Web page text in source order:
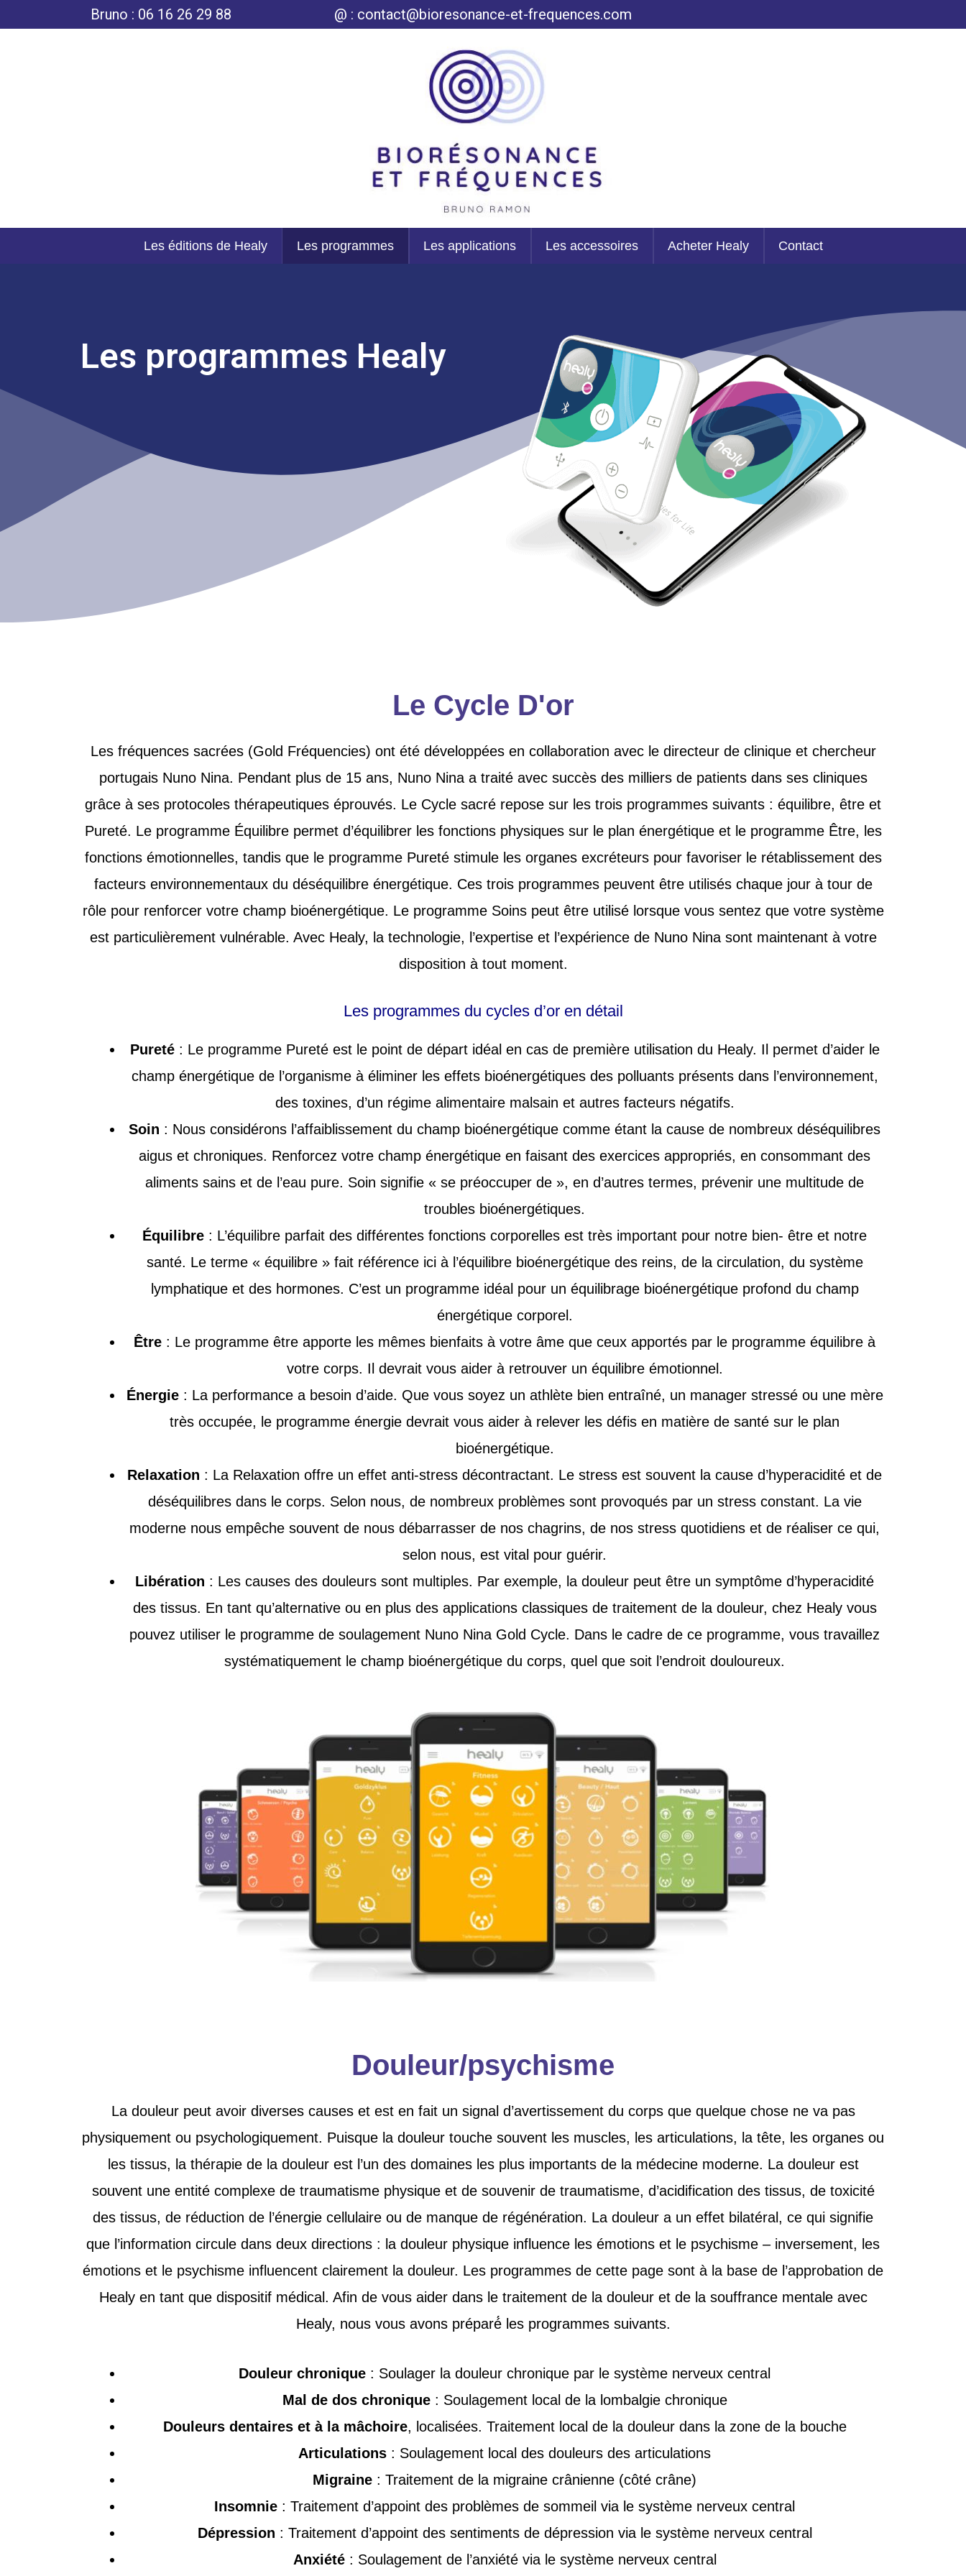
Bruno : 06 16 26 29 88 @ : contact@bioresonance-et-frequences.com
Les éditions de Healy Les programmes Les applications Les accessoires Acheter Healy Contact
Les programmes Healy
Le Cycle D'or
Les fréquences sacrées (Gold Fréquencies) ont été développées en collaboration avec le directeur de clinique et chercheur
portugais Nuno Nina. Pendant plus de 15 ans, Nuno Nina a traité avec succès des milliers de patients dans ses cliniques
grâce à ses protocoles thérapeutiques éprouvés. Le Cycle sacré repose sur les trois programmes suivants : équilibre, être et
Pureté. Le programme Équilibre permet d’équilibrer les fonctions physiques sur le plan énergétique et le programme Être, les
fonctions émotionnelles, tandis que le programme Pureté stimule les organes excréteurs pour favoriser le rétablissement des
facteurs environnementaux du déséquilibre énergétique. Ces trois programmes peuvent être utilisés chaque jour à tour de
rôle pour renforcer votre champ bioénergétique. Le programme Soins peut être utilisé lorsque vous sentez que votre système
est particulièrement vulnérable. Avec Healy, la technologie, l’expertise et l’expérience de Nuno Nina sont maintenant à votre
disposition à tout moment.
Les programmes du cycles d’or en détail
Pureté: Le programme Pureté est le point de départ idéal en cas de première utilisation du Healy. Il permet d’aider le
champ énergétique de l’organisme à éliminer les effets bioénergétiques des polluants présents dans l’environnement,
des toxines, d’un régime alimentaire malsain et autres facteurs négatifs.
Soin : Nous considérons l’affaiblissement du champ bioénergétique comme étant la cause de nombreux déséquilibres
aigus et chroniques. Renforcez votre champ énergétique en faisant des exercices appropriés, en consommant des
aliments sains et de l’eau pure. Soin signifie « se préoccuper de », en d’autres termes, prévenir une multitude de
troubles bioénergétiques.
Équilibre : L’équilibre parfait des différentes fonctions corporelles est très important pour notre bien- être et notre
santé. Le terme « équilibre » fait référence ici à l’équilibre bioénergétique des reins, de la circulation, du système
lymphatique et des hormones. C’est un programme idéal pour un équilibrage bioénergétique profond du champ
énergétique corporel.
Être : Le programme être apporte les mêmes bienfaits à votre âme que ceux apportés par le programme équilibre à
votre corps. Il devrait vous aider à retrouver un équilibre émotionnel.
Énergie: La performance a besoin d’aide. Que vous soyez un athlète bien entraîné, un manager stressé ou une mère
très occupée, le programme énergie devrait vous aider à relever les défis en matière de santé sur le plan
bioénergétique.
Relaxation : La Relaxation offre un effet anti-stress décontractant. Le stress est souvent la cause d’hyperacidité et de
déséquilibres dans le corps. Selon nous, de nombreux problèmes sont provoqués par un stress constant. La vie
moderne nous empêche souvent de nous débarrasser de nos chagrins, de nos stress quotidiens et de réaliser ce qui,
selon nous, est vital pour guérir.
Libération : Les causes des douleurs sont multiples. Par exemple, la douleur peut être un symptôme d’hyperacidité
des tissus. En tant qu’alternative ou en plus des applications classiques de traitement de la douleur, chez Healy vous
pouvez utiliser le programme de soulagement Nuno Nina Gold Cycle. Dans le cadre de ce programme, vous travaillez
systématiquement le champ bioénergétique du corps, quel que soit l’endroit douloureux.
Douleur/psychisme
La douleur peut avoir diverses causes et est en fait un signal d’avertissement du corps que quelque chose ne va pas
physiquement ou psychologiquement. Puisque la douleur touche souvent les muscles, les articulations, la tête, les organes ou
les tissus, la thérapie de la douleur est l’un des domaines les plus importants de la médecine moderne. La douleur est
souvent une entité complexe de traumatisme physique et de souvenir de traumatisme, d’acidification des tissus, de toxicité
des tissus, de réduction de l’énergie cellulaire ou de manque de régénération. La douleur a un effet bilatéral, ce qui signifie
que l’information circule dans deux directions : la douleur physique influence les émotions et le psychisme – inversement, les
émotions et le psychisme influencent clairement la douleur. Les programmes de cette page sont à la base de l’approbation de
Healy en tant que dispositif médical. Afin de vous aider dans le traitement de la douleur et de la souffrance mentale avec
Healy, nous vous avons préparé́ les programmes suivants.
Douleur chronique : Soulager la douleur chronique par le système nerveux central
Mal de dos chronique: Soulagement local de la lombalgie chronique
Douleurs dentaires et à la mâchoire, localisées. Traitement local de la douleur dans la zone de la bouche
Articulations : Soulagement local des douleurs des articulations
Migraine : Traitement de la migraine crânienne (côté crâne)
Insomnie : Traitement d’appoint des problèmes de sommeil via le système nerveux central
Dépression : Traitement d’appoint des sentiments de dépression via le système nerveux central
Anxiété: Soulagement de l’anxiété via le système nerveux central